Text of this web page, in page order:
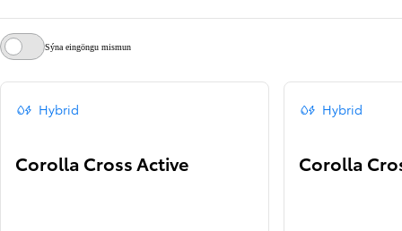
Sýna eingöngu mismun
Hybrid
Corolla Cross Active
Hybrid
Corolla